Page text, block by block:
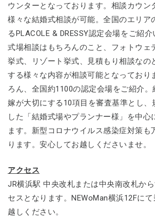
ウンターとなっております。相談カウン
様々な結婚式相談が可能。全国のエリア
るPLACOLE & DRESSY認定会場をご紹
式場相談はもちろんのこと、フォトウェ
挙式、リゾート挙式、見積もり相談なの
する様々な内容が相談可能となっており
ろん、全国約1100の認定会場をご紹介
嫁が大切にする10項目を審査基準とし、
した「結婚式場やプランナー様」を中心
ます。新型コロナウイルス感染症対策も
ります。安心してお越しくださいませ。
アクセス
JR横浜駅 中央改札または中央南改札か
セスとなります。NEWoMan横浜12Fに
越しください。